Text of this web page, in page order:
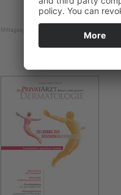
Mittagssymposium „Glow On: Ein holistischer